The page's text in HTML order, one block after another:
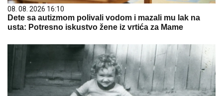
08. 08. 2026 16:10
Dete sa autizmom polivali vodom i mazali mu lak na
usta: Potresno iskustvo žene iz vrtića za Mame